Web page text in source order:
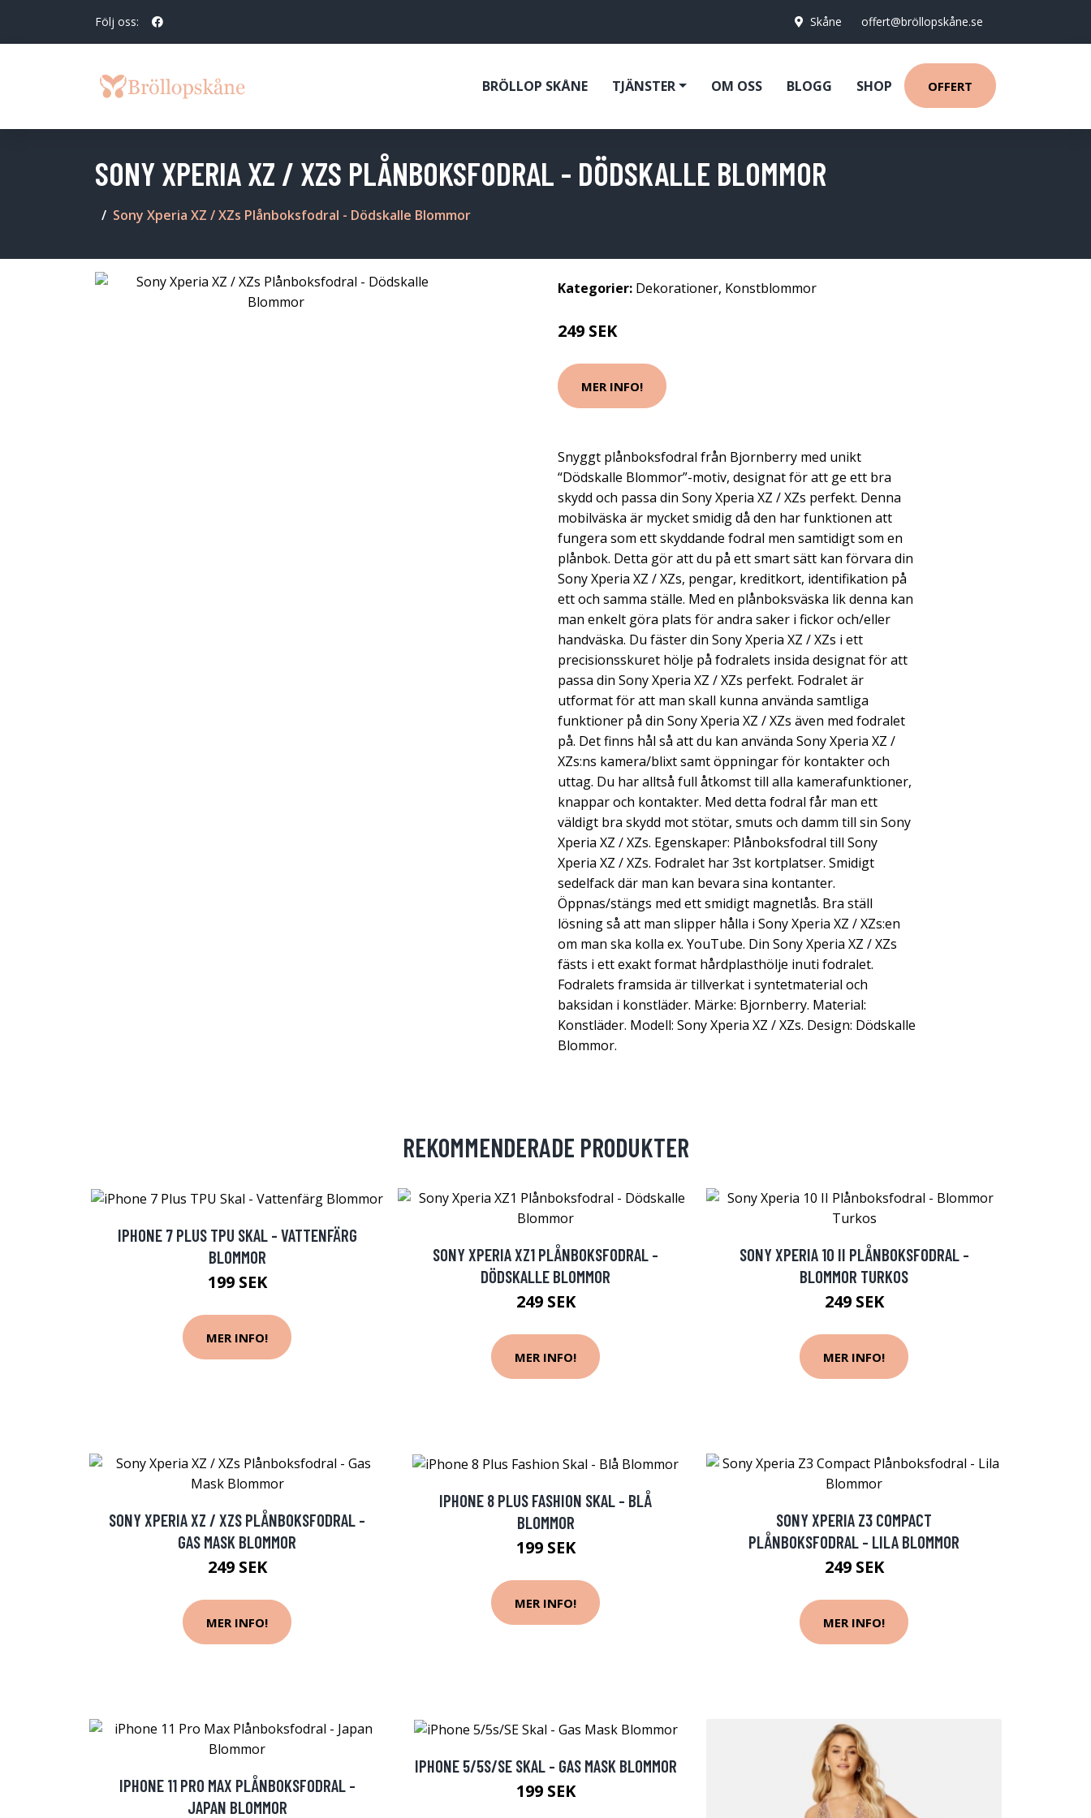
Följ oss: Skåne offert@bröllopskåne.se
BRÖLLOP SKÅNE TJÄNSTER OM OSS BLOGG SHOP OFFERT
SONY XPERIA XZ / XZS PLÅNBOKSFODRAL - DÖDSKALLE BLOMMOR
Sony Xperia XZ / XZs Plånboksfodral - Dödskalle Blommor
Kategorier: Dekorationer, Konstblommor
249 SEK
MER INFO!
Snyggt plånboksfodral från Bjornberry med unikt
“Dödskalle Blommor”-motiv, designat för att ge ett bra
skydd och passa din Sony Xperia XZ / XZs perfekt. Denna
mobilväska är mycket smidig då den har funktionen att
fungera som ett skyddande fodral men samtidigt som en
plånbok. Detta gör att du på ett smart sätt kan förvara din
Sony Xperia XZ / XZs, pengar, kreditkort, identifikation på
ett och samma ställe. Med en plånboksväska lik denna kan
man enkelt göra plats för andra saker i fickor och/eller
handväska. Du fäster din Sony Xperia XZ / XZs i ett
precisionsskuret hölje på fodralets insida designat för att
passa din Sony Xperia XZ / XZs perfekt. Fodralet är
utformat för att man skall kunna använda samtliga
funktioner på din Sony Xperia XZ / XZs även med fodralet
på. Det finns hål så att du kan använda Sony Xperia XZ /
XZs:ns kamera/blixt samt öppningar för kontakter och
uttag. Du har alltså full åtkomst till alla kamerafunktioner,
knappar och kontakter. Med detta fodral får man ett
väldigt bra skydd mot stötar, smuts och damm till sin Sony
Xperia XZ / XZs. Egenskaper: Plånboksfodral till Sony
Xperia XZ / XZs. Fodralet har 3st kortplatser. Smidigt
sedelfack där man kan bevara sina kontanter.
Öppnas/stängs med ett smidigt magnetlås. Bra ställ
lösning så att man slipper hålla i Sony Xperia XZ / XZs:en
om man ska kolla ex. YouTube. Din Sony Xperia XZ / XZs
fästs i ett exakt format hårdplasthölje inuti fodralet.
Fodralets framsida är tillverkat i syntetmaterial och
baksidan i konstläder. Märke: Bjornberry. Material:
Konstläder. Modell: Sony Xperia XZ / XZs. Design: Dödskalle
Blommor.
REKOMMENDERADE PRODUKTER
IPHONE 7 PLUS TPU SKAL - VATTENFÄRG
BLOMMOR
199 SEK
MER INFO!
SONY XPERIA XZ1 PLÅNBOKSFODRAL -
DÖDSKALLE BLOMMOR
249 SEK
MER INFO!
SONY XPERIA 10 II PLÅNBOKSFODRAL -
BLOMMOR TURKOS
249 SEK
MER INFO!
SONY XPERIA XZ / XZS PLÅNBOKSFODRAL -
GAS MASK BLOMMOR
249 SEK
MER INFO!
IPHONE 8 PLUS FASHION SKAL - BLÅ
BLOMMOR
199 SEK
MER INFO!
SONY XPERIA Z3 COMPACT
PLÅNBOKSFODRAL - LILA BLOMMOR
249 SEK
MER INFO!
IPHONE 11 PRO MAX PLÅNBOKSFODRAL -
JAPAN BLOMMOR
IPHONE 5/5S/SE SKAL - GAS MASK BLOMMOR
199 SEK